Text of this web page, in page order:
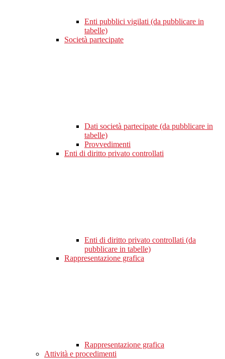
Enti pubblici vigilati (da pubblicare in
tabelle)
Società partecipate
Dati società partecipate (da pubblicare in
tabelle)
Provvedimenti
Enti di diritto privato controllati
Enti di diritto privato controllati (da
pubblicare in tabelle)
Rappresentazione grafica
Rappresentazione grafica
Attività e procedimenti